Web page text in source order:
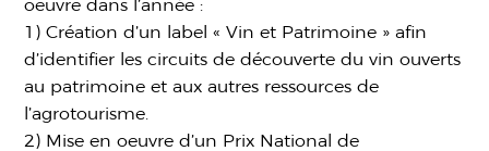
oeuvre dans l’année :
1) Création d’un label « Vin et Patrimoine » afin
d’identifier les circuits de découverte du vin ouverts
au patrimoine et aux autres ressources de
l’agrotourisme.
2) Mise en oeuvre d’un Prix National de